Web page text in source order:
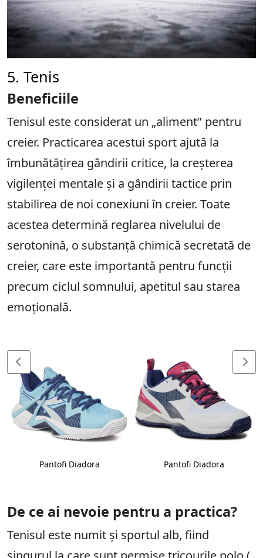
5. Tenis
Beneficiile
Tenisul este considerat un „aliment’’ pentru
creier. Practicarea acestui sport ajută la
îmbunătățirea gândirii critice, la creșterea
vigilenței mentale și a gândirii tactice prin
stabilirea de noi conexiuni în creier. Toate
acestea determină reglarea nivelului de
serotonină, o substanță chimică secretată de
creier, care este importantă pentru funcții
precum ciclul somnului, apetitul sau starea
emoțională.
Pantofi Diadora Pantofi Diadora
De ce ai nevoie pentru a practica?
Tenisul este numit și sportul alb, fiind